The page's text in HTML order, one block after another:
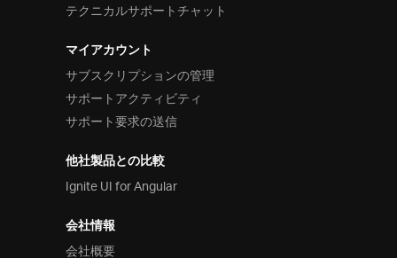
テクニカルサポートチャット
マイアカウント
サブスクリプションの管理
サポートアクティビティ
サポート要求の送信
他社製品との比較
Ignite UI for Angular
会社情報
会社概要